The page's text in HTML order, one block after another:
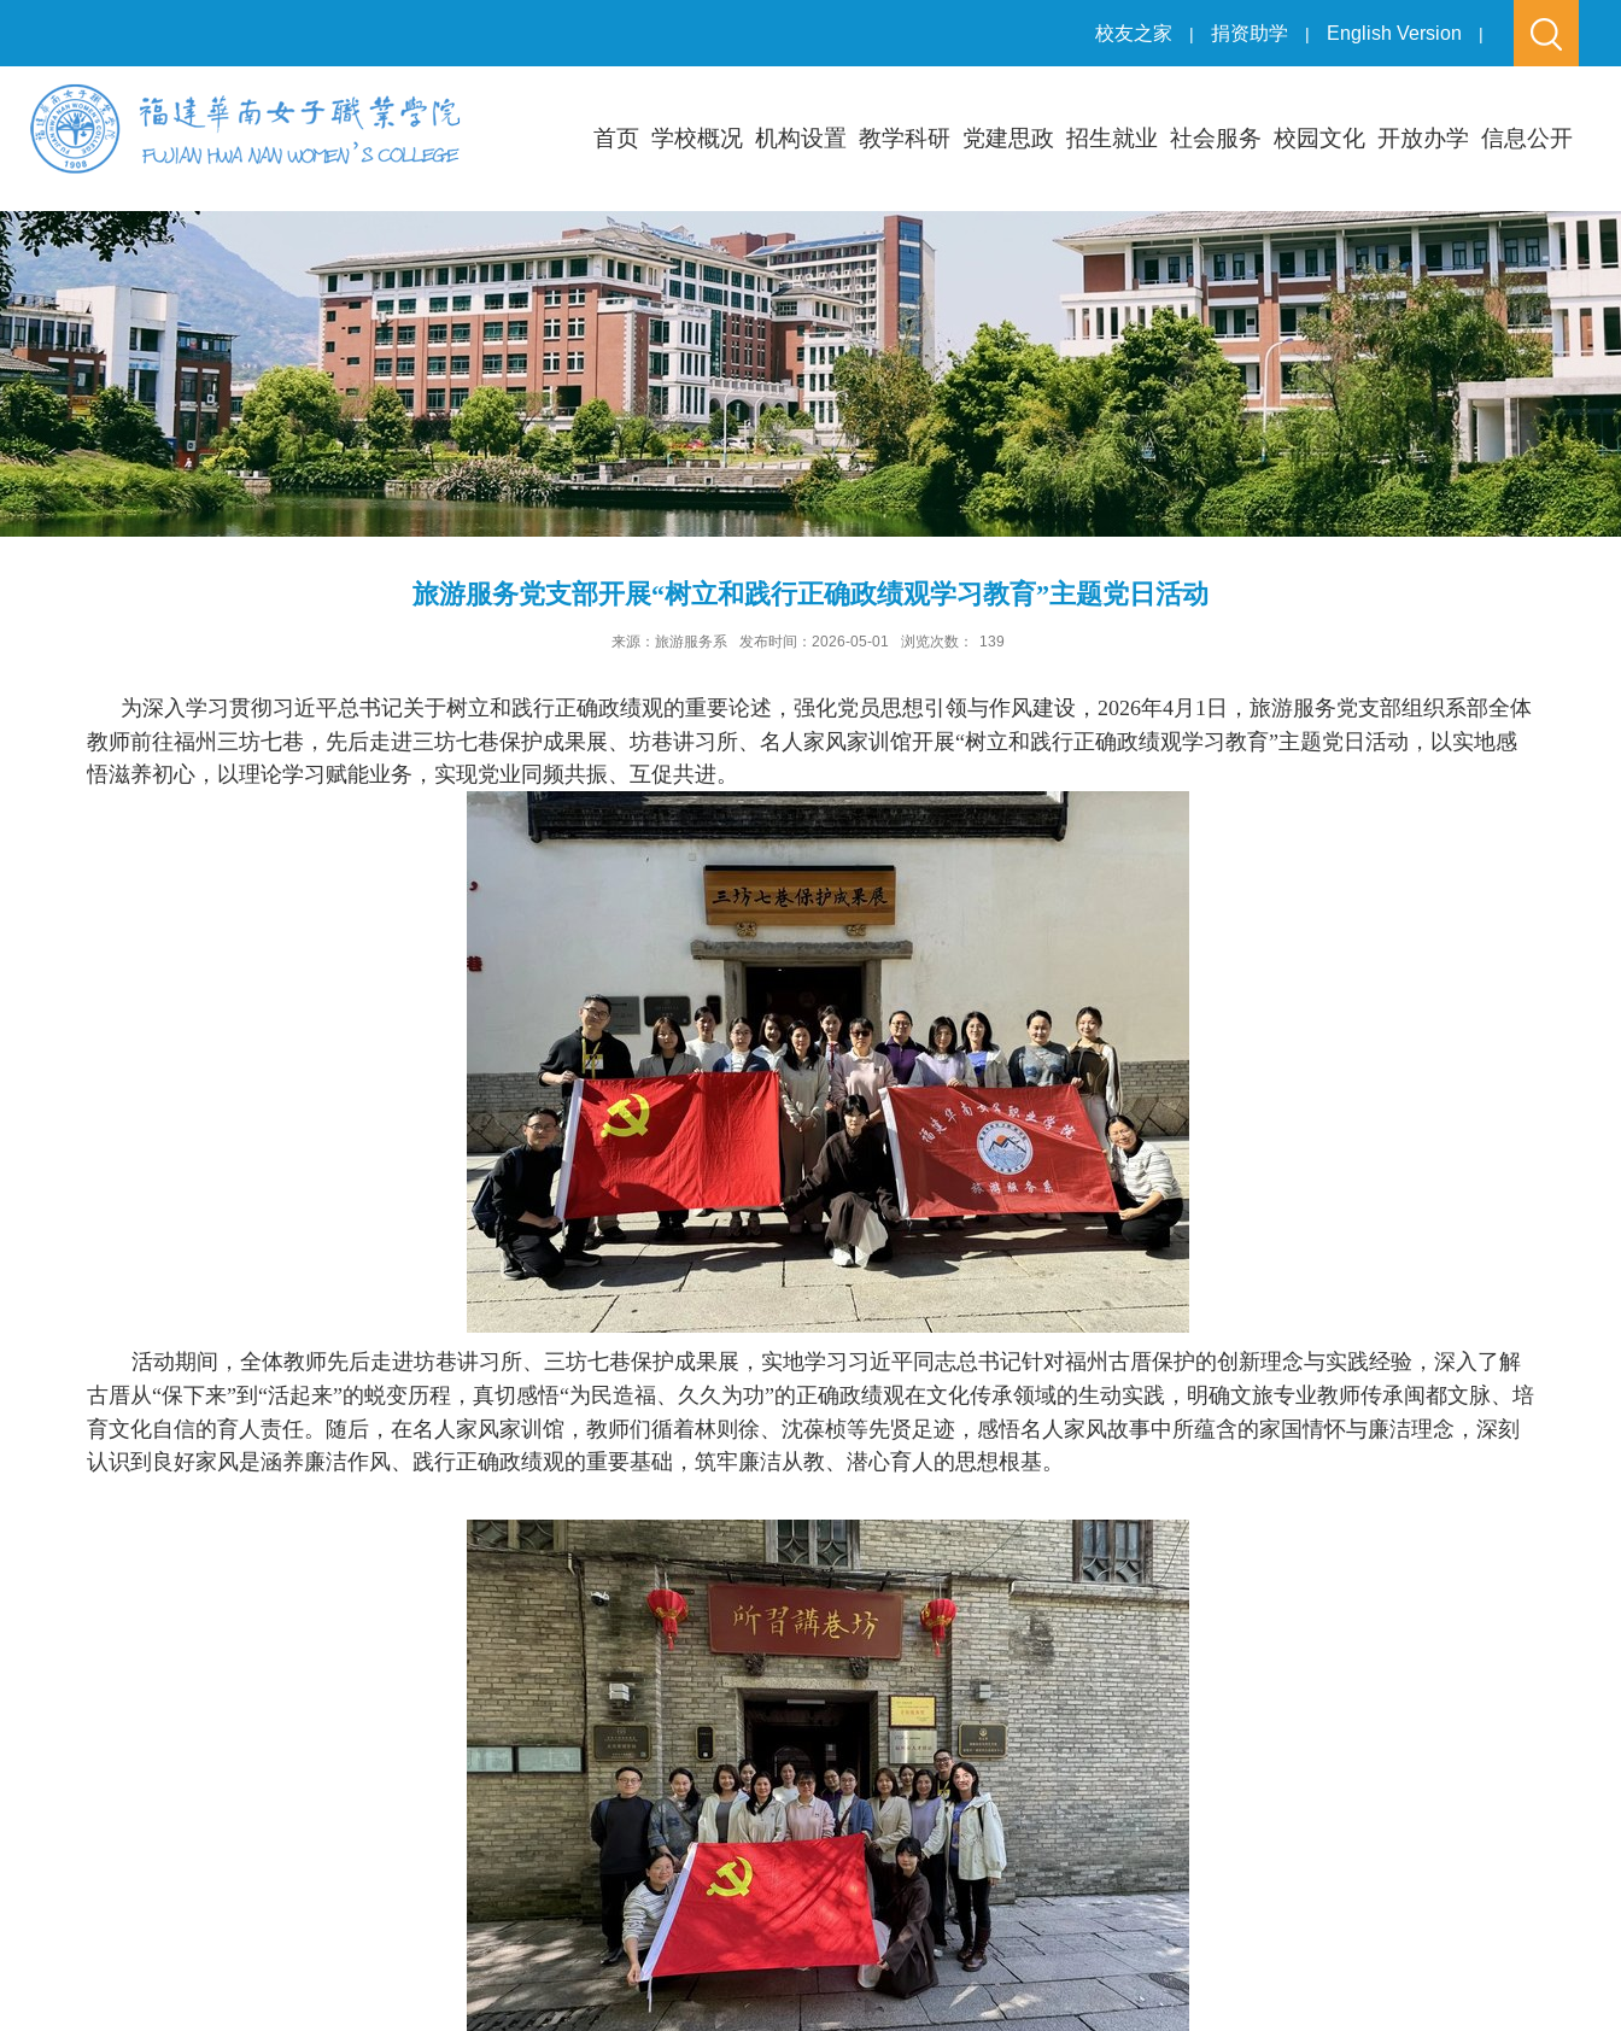
校友之家 | 捐资助学 | English Version |
首页 学校概况 机构设置 教学科研 党建思政 招生就业 社会服务 校园文化 开放办学 信息公开
旅游服务党支部开展“树立和践行正确政绩观学习教育”主题党日活动
来源：旅游服务系 发布时间：2026-05-01 浏览次数： 139
为深入学习贯彻习近平总书记关于树立和践行正确政绩观的重要论述，强化党员思想引领与作风建设， 2026年4月 1 日，旅游服务党支部组织系部全体
教师前往福州三坊七巷，先后走进三坊七巷保护成果展、坊巷讲习所、名人家风家训馆开展“树立和践行正确政绩观学习教育”主题党日活动，以实地感
悟滋养初心，以理论学习赋能业务，实现党业同频共振、互促共进。
活动期间，全体教师先后走进坊巷讲习所、三坊七巷保护成果展，实地学习习近平同志总书记针对福州古厝保护的创新理念与实践经验，深入了解
古厝从“保下来”到“活起来”的蜕变历程，真切感悟“为民造福、久久为功”的正确政绩观在文化传承领域的生动实践，明确文旅专业教师传承闽都文脉、培
育文化自信的育人责任。 随后，在名人家风家训馆，教师们循着林则徐、沈葆桢等先贤足迹，感悟名人 家风故事中所蕴含的家国情怀与廉洁理念，深刻
认识到良好家风是涵养廉洁作风、践行正确政绩观的重要基础 ， 筑牢廉洁从教、潜心育人的思想根基。